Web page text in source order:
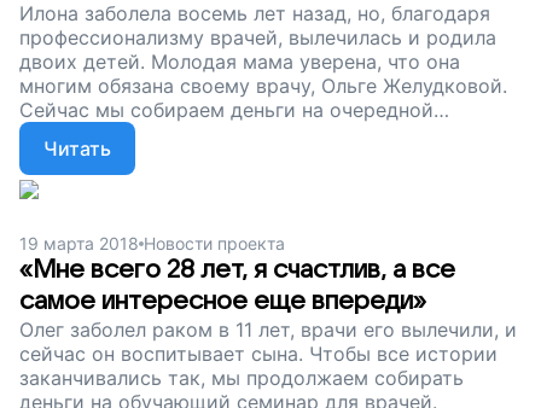
Илона заболела восемь лет назад, но, благодаря
профессионализму врачей, вылечилась и родила
двоих детей. Молодая мама уверена, что она
многим обязана своему врачу, Ольге Желудковой.
Сейчас мы собираем деньги на очередной
нейроонкологический семинар. Очень важно,
чтобы ведущие специалисты делились опытом с
коллегами из регионов. Тогда доступ к лечению
будет у всех, а не только у людей из больших
городов. Помогите медикам лечить пациентов,
поддержите наш проект!
Читать
19 марта 2018 Новости проекта
«Мне всего 28 лет, я счастлив, а все
самое интересное еще впереди»
Олег заболел раком в 11 лет, врачи его вылечили, и
сейчас он воспитывает сына. Чтобы все истории
заканчивались так, мы продолжаем собирать
деньги на обучающий семинар для врачей.